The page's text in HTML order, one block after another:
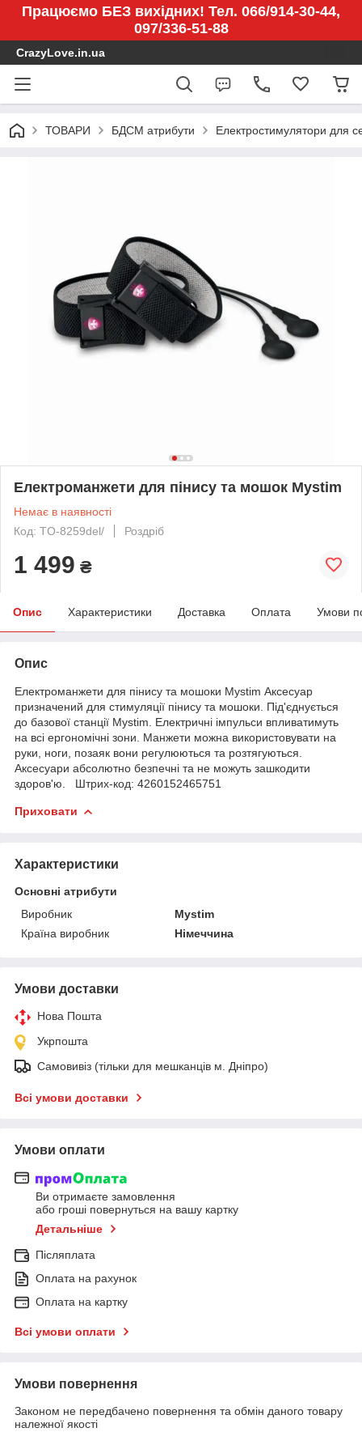
Працюємо БЕЗ вихідних! Тел. 066/914-30-44,
097/336-51-88
CrazyLove.in.ua
ТОВАРИ БДСМ атрибути Електростимулятори для
Електроманжети для пінису та мошок Mystim
Немає в наявності
Код: TO-8259del/
Роздріб
1 499 ₴
Опис Характеристики Доставка Оплата Умови
Опис
Електроманжети для пінису та мошоки Mystim Аксесуар
призначений для стимуляції пінису та мошоки. Під'єднується
до базової станції Mystim. Електричні імпульси впливатимуть
на всі ергономічні зони. Манжети можна використовувати на
руки, ноги, позаяк вони регулюються та розтягуються.
Аксесуари абсолютно безпечні та не можуть зашкодити
здоров'ю. Штрих-код: 4260152465751
Приховати
Характеристики
Основні атрибути
Виробник
Mystim
Країна виробник
Німеччина
Умови доставки
Нова Пошта
Укрпошта
Самовивіз (тільки для мешканців м. Дніпро)
Всі умови доставки
Умови оплати
Ви отримаєте замовлення
або гроші повернуться на вашу картку
Детальніше
Післяплата
Оплата на рахунок
Оплата на картку
Всі умови оплати
Умови повернення
Законом не передбачено повернення та обмін даного товару
належної якості